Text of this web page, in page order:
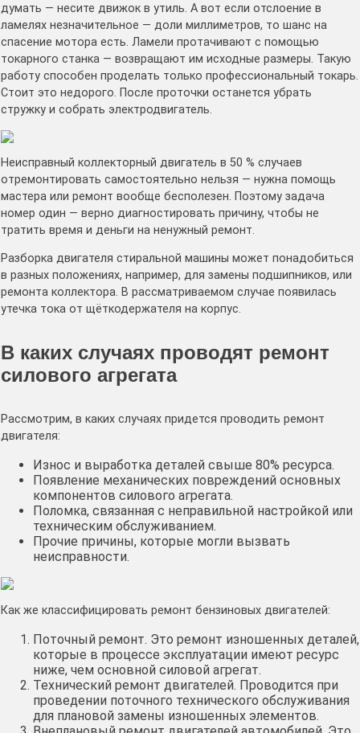
думать — несите движок в утиль. А вот если отслоение в
ламелях незначительное — доли миллиметров, то шанс на
спасение мотора есть. Ламели протачивают с помощью
токарного станка — возвращают им исходные размеры. Такую
работу способен проделать только профессиональный токарь.
Стоит это недорого. После проточки останется убрать
стружку и собрать электродвигатель.
Неисправный коллекторный двигатель в 50 % случаев
отремонтировать самостоятельно нельзя — нужна помощь
мастера или ремонт вообще бесполезен. Поэтому задача
номер один — верно диагностировать причину, чтобы не
тратить время и деньги на ненужный ремонт.
Разборка двигателя стиральной машины может понадобиться
в разных положениях, например, для замены подшипников, или
ремонта коллектора. В рассматриваемом случае появилась
утечка тока от щёткодержателя на корпус.
В каких случаях проводят ремонт
силового агрегата
Рассмотрим, в каких случаях придется проводить ремонт
двигателя:
Износ и выработка деталей свыше 80% ресурса.
Появление механических повреждений основных
компонентов силового агрегата.
Поломка, связанная с неправильной настройкой или
техническим обслуживанием.
Прочие причины, которые могли вызвать
неисправности.
Как же классифицировать ремонт бензиновых двигателей:
Поточный ремонт. Это ремонт изношенных деталей,
которые в процессе эксплуатации имеют ресурс
ниже, чем основной силовой агрегат.
Технический ремонт двигателей. Проводится при
проведении поточного технического обслуживания
для плановой замены изношенных элементов.